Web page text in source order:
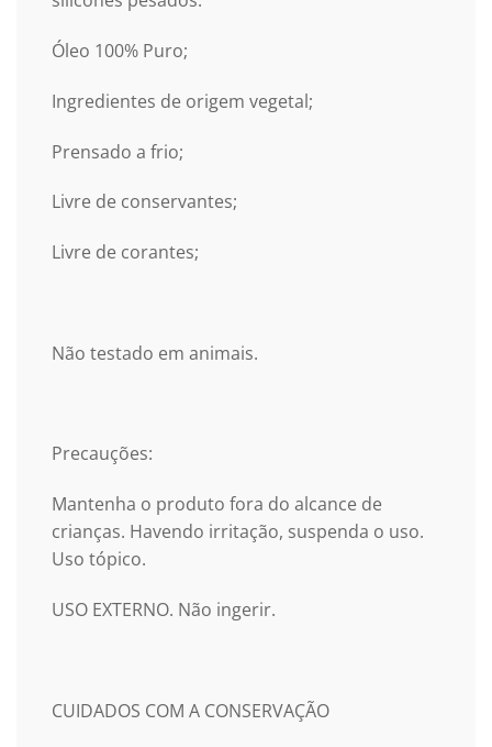
Óleo 100% Puro;
Ingredientes de origem vegetal;
Prensado a frio;
Livre de conservantes;
Livre de corantes;
Não testado em animais.
Precauções:
Mantenha o produto fora do alcance de
crianças. Havendo irritação, suspenda o uso.
Uso tópico.
USO EXTERNO. Não ingerir.
CUIDADOS COM A CONSERVAÇÃO